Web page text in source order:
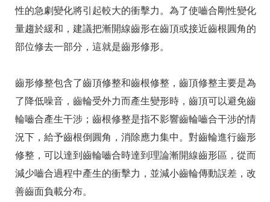
性的急劇變化將引起較大的衝擊力。為了使嚙合剛性變化
量趨於緩和，建議把漸開線齒形在齒頂或接近齒根圓角的
部位修去一部分，這就是齒形修形。
齒形修整包含了齒頂修整和齒根修整，齒頂修整主要是為
了降低噪音，齒輪受外力而產生變形時，齒頂可以避免齒
輪嚙合產生干涉；齒根修整是指不影響齒輪嚙合干涉的情
況下，給予齒根倒圓角，消除應力集中。對齒輪進行齒形
修整，可以達到齒輪嚙合時達到理論漸開線齒形區，從而
減少嚙合過程中產生的衝擊力，並減小齒輪傳動誤差，改
善齒面負載分布。